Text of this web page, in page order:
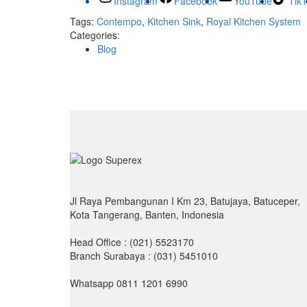
Tags: Contempo, Kitchen Sink, Royal Kitchen System
Categories:
Blog
Jl Raya Pembangunan I Km 23, Batujaya, Batuceper,
Kota Tangerang, Banten, Indonesia
Head Office : (021) 5523170
Branch Surabaya : (031) 5451010
Whatsapp 0811 1201 6990